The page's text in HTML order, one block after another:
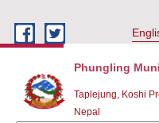
Phungling
Taplejung, Koshi
Nepal